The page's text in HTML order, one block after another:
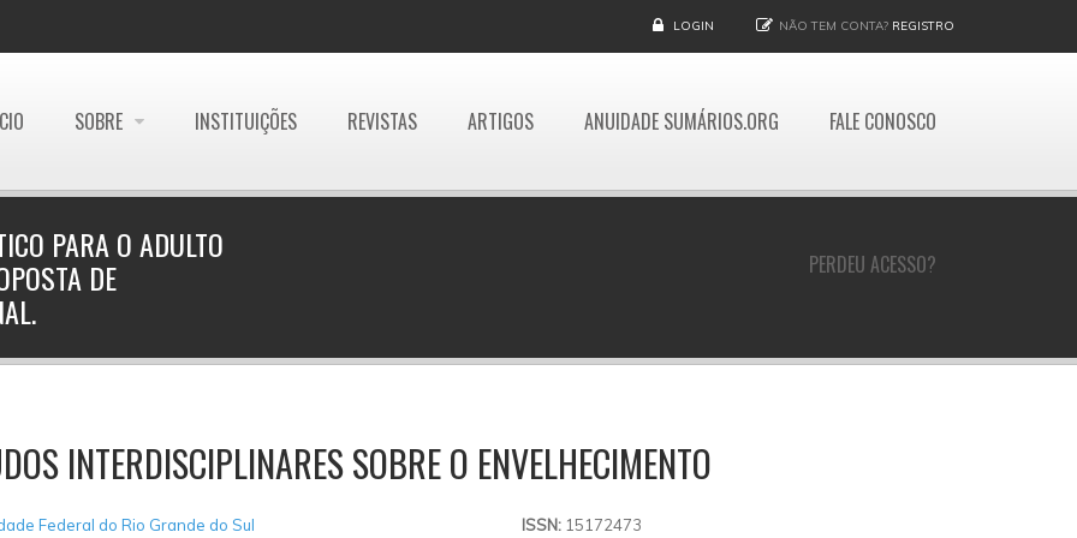
LOGIN NÃO TEM CONTA? REGISTRO
SOBRE INSTITUIÇÕES REVISTAS ARTIGOS ANUIDADE SUMÁRIOS.ORG FALE CONOSCO
PERDEU ACESSO?
PARA O ADULTO
DE
INTERDISCIPLINARES SOBRE O ENVELHECIMENTO
Federal do Rio Grande do Sul ISSN: 15172473